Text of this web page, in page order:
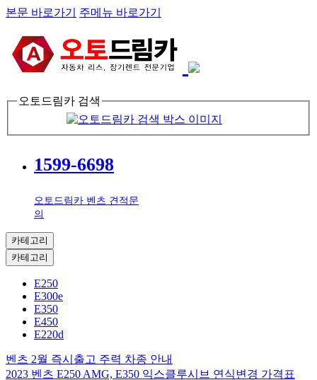
본문 바로가기 주메뉴 바로가기
오토드림카 검색
1599-6698
오토드림카 벤츠 견적문
의
카테고리
카테고리
E250
E300e
E350
E450
E220d
벤츠 2월 즉시출고 주력 차종 안내
2023 벤츠 E250 AMG, E350 익스클루시브 연식변경 가격표